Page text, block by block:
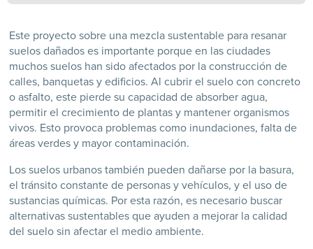
Este proyecto sobre una mezcla sustentable para resanar
suelos dañados es importante porque en las ciudades
muchos suelos han sido afectados por la construcción de
calles, banquetas y edificios. Al cubrir el suelo con concreto
o asfalto, este pierde su capacidad de absorber agua,
permitir el crecimiento de plantas y mantener organismos
vivos. Esto provoca problemas como inundaciones, falta de
áreas verdes y mayor contaminación.
Los suelos urbanos también pueden dañarse por la basura,
el tránsito constante de personas y vehículos, y el uso de
sustancias químicas. Por esta razón, es necesario buscar
alternativas sustentables que ayuden a mejorar la calidad
del suelo sin afectar el medio ambiente.